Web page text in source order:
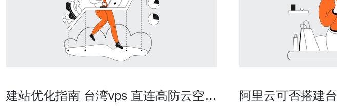
建站优化指南 台湾vps 直连高防云空间
阿里云可否搭建